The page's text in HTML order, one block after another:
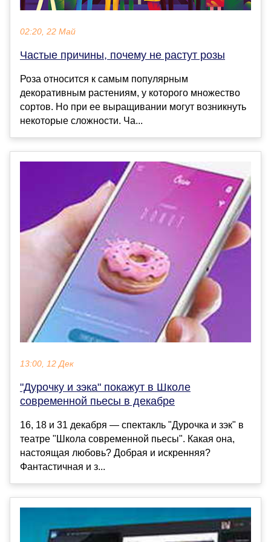
02:20, 22 Май
Частые причины, почему не растут розы
Роза относится к самым популярным
декоративным растениям, у которого множество
сортов. Но при ее выращивании могут возникнуть
некоторые сложности. Ча...
13:00, 12 Дек
"Дурочку и зэка" покажут в Школе
современной пьесы в декабре
16, 18 и 31 декабря — спектакль "Дурочка и зэк" в
театре "Школа современной пьесы". Какая она,
настоящая любовь? Добрая и искренняя?
Фантастичная и з...